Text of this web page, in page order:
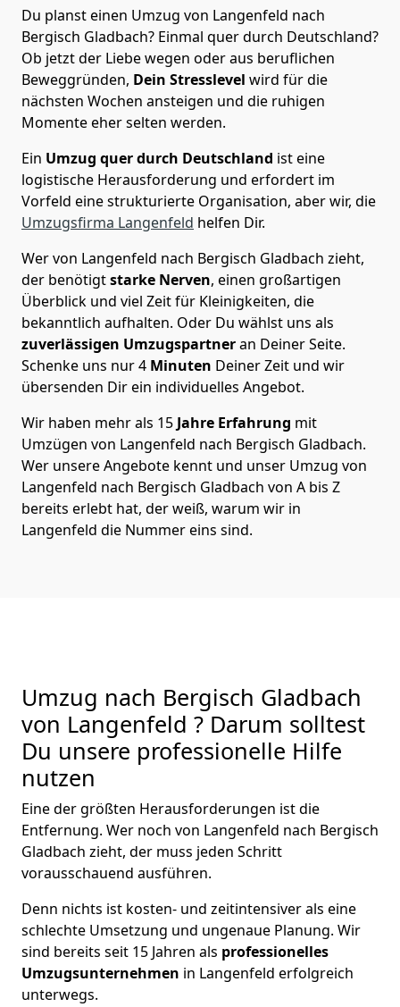
Du planst einen Umzug von Langenfeld nach
Bergisch Gladbach? Einmal quer durch Deutschland?
Ob jetzt der Liebe wegen oder aus beruflichen
Beweggründen, Dein Stresslevel wird für die
nächsten Wochen ansteigen und die ruhigen
Momente eher selten werden.
Ein Umzug quer durch Deutschland ist eine
logistische Herausforderung und erfordert im
Vorfeld eine strukturierte Organisation, aber wir, die
Umzugsfirma Langenfeld helfen Dir.
Wer von Langenfeld nach Bergisch Gladbach zieht,
der benötigtstarke Nerven, einen großartigen
Überblick und viel Zeit für Kleinigkeiten, die
bekanntlich aufhalten. Oder Du wählst uns als
zuverlässigen Umzugspartneran Deiner Seite.
Schenke uns nur4 Minuten Deiner Zeit und wir
übersenden Dir ein individuelles Angebot.
Wir haben mehr als 15 Jahre Erfahrung mit
Umzügen von Langenfeld nach Bergisch Gladbach.
Wer unsere Angebote kennt und unser Umzug von
Langenfeld nach Bergisch Gladbach von A bis Z
bereits erlebt hat, der weiß, warum wir in
Langenfeld die Nummer eins sind.
Umzug nach Bergisch Gladbach
von Langenfeld ? Darum solltest
Du unsere professionelle Hilfe
nutzen
Eine der größten Herausforderungen ist die
Entfernung. Wer noch von Langenfeld nach Bergisch
Gladbach zieht, der muss jeden Schritt
vorausschauend ausführen.
Denn nichts ist kosten- und zeitintensiver als eine
schlechte Umsetzung und ungenaue Planung. Wir
sind bereits seit 15 Jahren als professionelles
Umzugsunternehmen in Langenfeld erfolgreich
unterwegs.